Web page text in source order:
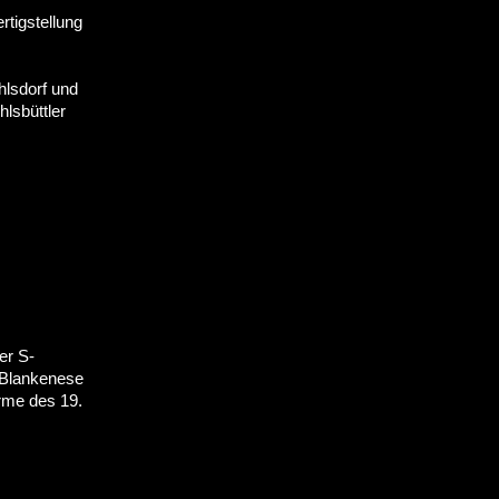
und
S-
des 19.